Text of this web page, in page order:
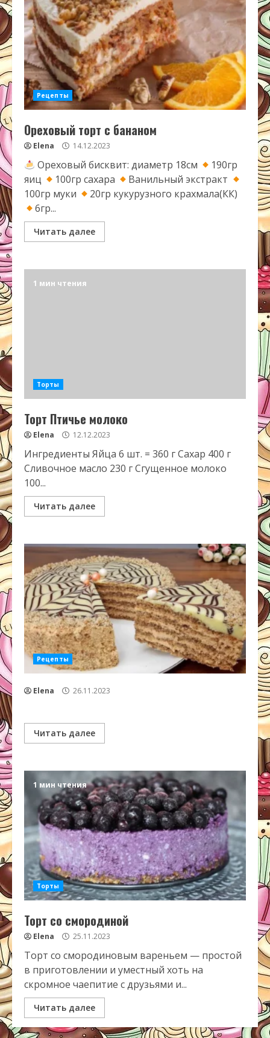
Рецепты
Ореховый торт с бананом
Elena 14.12.2023
Ореховый бисквит: диаметр 18см
190гр
яиц
100гр сахара
Ванильный экстракт
100гр муки
20гр кукурузного крахмала(КК)
6гр...
Читать далее
1 мин чтения
Торты
Торт Птичье молоко
Elena 12.12.2023
Ингредиенты Яйца 6 шт. = 360 г Сахар 400 г
Сливочное масло 230 г Сгущенное молоко
100...
Читать далее
Рецепты
Elena 26.11.2023
Читать далее
1 мин чтения
Торты
Торт со смородиной
Elena 25.11.2023
Торт со смородиновым вареньем — простой
в приготовлении и уместный хоть на
скромное чаепитие с друзьями и...
Читать далее